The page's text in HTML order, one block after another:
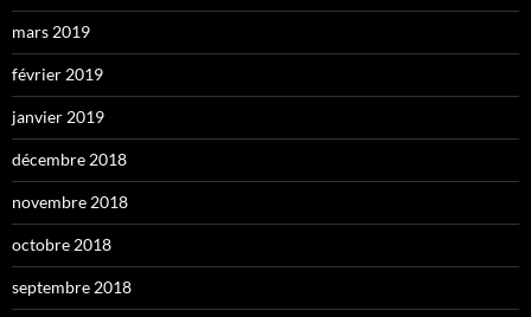
mars 2019
février 2019
janvier 2019
décembre 2018
novembre 2018
octobre 2018
septembre 2018